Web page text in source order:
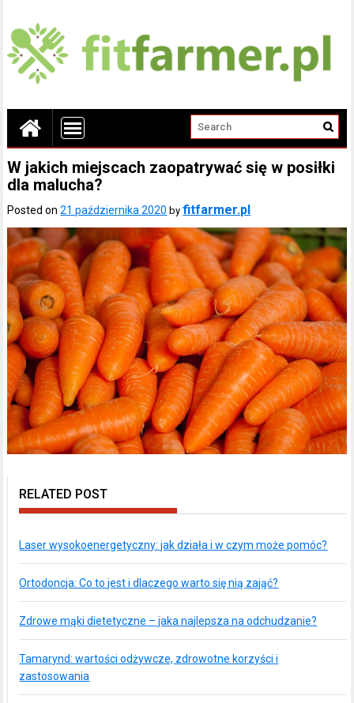
W jakich miejscach zaopatrywać się w posiłki
dla malucha?
Posted on21 października 2020 byfitfarmer.pl
RELATED POST
Laser wysokoenergetyczny: jak działa i w czym może pomóc?
Ortodoncja: Co to jest i dlaczego warto się nią zająć?
Zdrowe mąki dietetyczne – jaka najlepsza na odchudzanie?
Tamarynd: wartości odżywcze, zdrowotne korzyści i
zastosowania